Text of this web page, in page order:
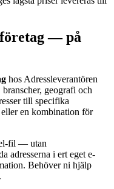
— på
hos Adressleverantören
geografi och
till specifika
eller en kombination för
fil — utan
adresserna i ert eget e-
Behöver ni hjälp